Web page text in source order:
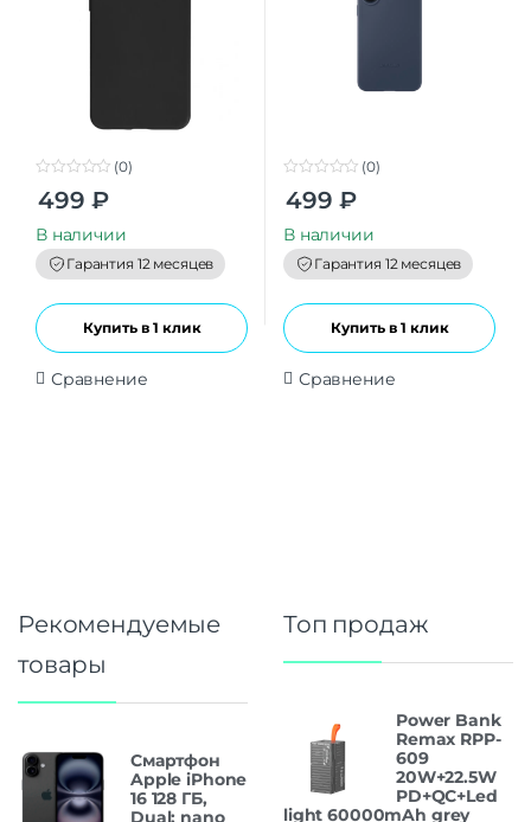
o
t
o
f
5
(0)
499 ₽
В наличии
Гарантия 12 месяцев
Купить в 1 клик
Сравнение
o
t
o
f
5
(0)
499 ₽
В наличии
Гарантия 12 месяцев
Купить в 1 клик
Сравнение
Рекомендуемые
товары
Смартфон
Apple iPhone
16 128 ГБ,
Dual: nano
Топ продаж
Power Bank
Remax RPP-
609
20W+22.5W
PD+QC+Led
light 60000mAh grey